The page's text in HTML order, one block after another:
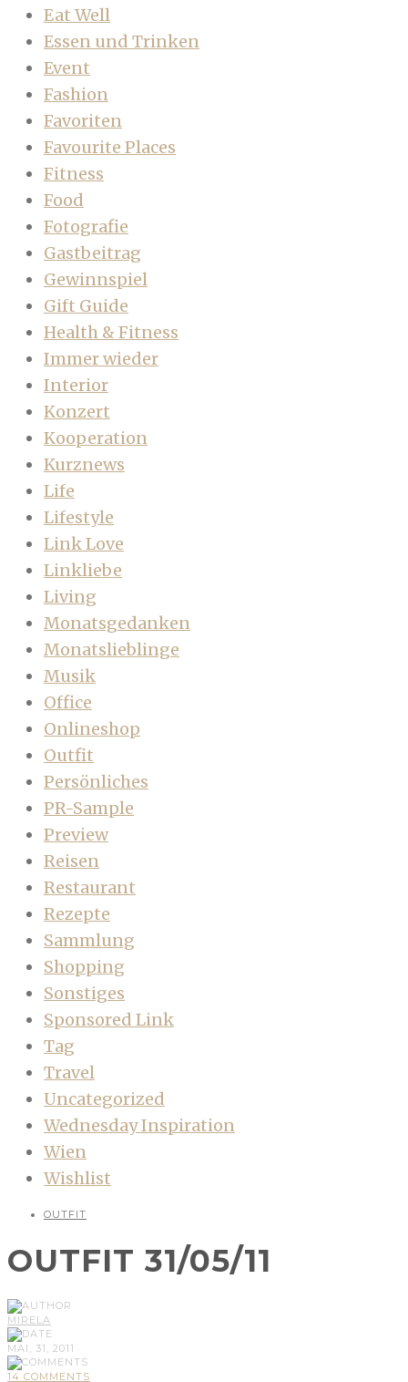
Eat Well
Essen und Trinken
Event
Fashion
Favoriten
Favourite Places
Fitness
Food
Fotografie
Gastbeitrag
Gewinnspiel
Gift Guide
Health & Fitness
Immer wieder
Interior
Konzert
Kooperation
Kurznews
Life
Lifestyle
Link Love
Linkliebe
Living
Monatsgedanken
Monatslieblinge
Musik
Office
Onlineshop
Outfit
Persönliches
PR-Sample
Preview
Reisen
Restaurant
Rezepte
Sammlung
Shopping
Sonstiges
Sponsored Link
Tag
Travel
Uncategorized
Wednesday Inspiration
Wien
Wishlist
OUTFIT
OUTFIT 31/05/11
MIRELA
MAI, 31, 2011
14 COMMENTS